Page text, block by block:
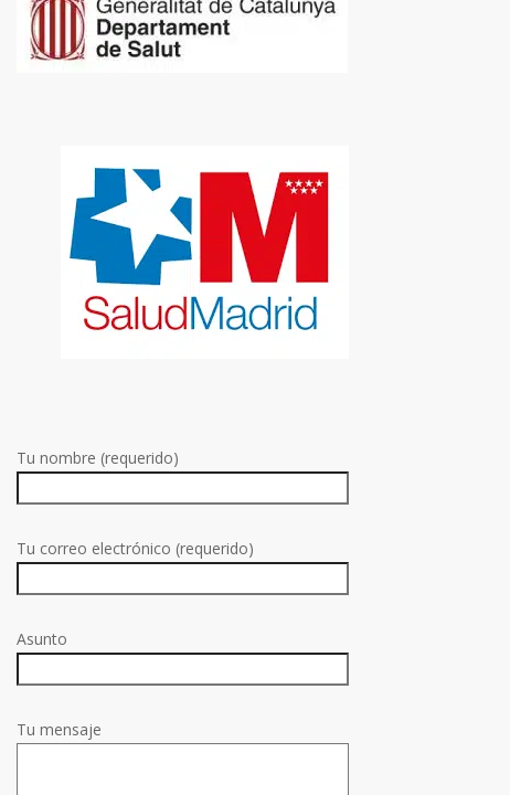
Tu nombre (requerido)
Tu correo electrónico (requerido)
Asunto
Tu mensaje